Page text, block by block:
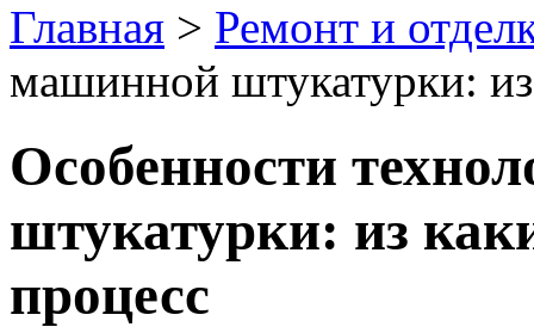
Главная > Ремонт и
машинной штукатурки: из
Особенности
штукатурки: из
процесс